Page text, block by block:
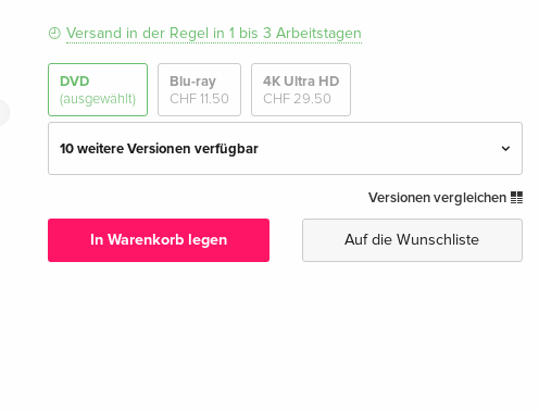
Versand in der Regel in 1 bis 3 Arbeitstagen
DVD
(ausgewählt)
Blu-ray
CHF 11.50
4K Ultra HD
CHF 29.50
10 weitere Versionen verfügbar
Deutsch
CHF 11.50
Versionen vergleichen
In Warenkorb legen Auf die Wunschliste